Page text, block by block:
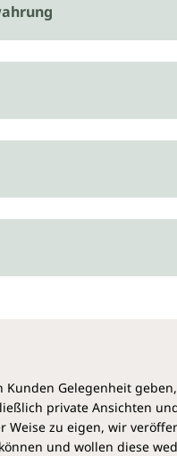
Gelegenheit
private Ansichten
Weise zu eigen, wir
und wollen diese